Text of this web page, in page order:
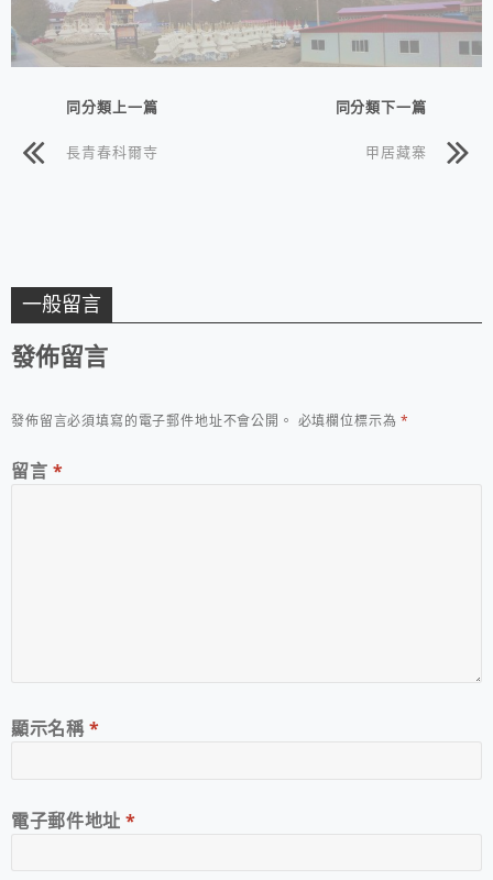
同分類上一篇
長青春科爾寺
同分類下一篇
甲居藏寨
一般留言
發佈留言
發佈留言必須填寫的電子郵件地址不會公開。 必填欄位標示為*
留言 *
顯示名稱*
電子郵件地址*